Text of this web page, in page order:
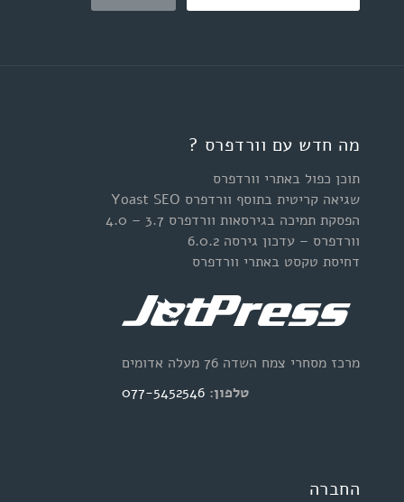
מה חדש עם וורדפרס ?
תוכן כפול באתרי וורדפרס
שגיאה קריטית בתוסף וורדפרס Yoast SEO
הפסקת תמיכה בגירסאות וורדפרס 3.7 – 4.0
וורדפרס – עדכון גירסה 6.0.2
דחיסת טקסט באתרי וורדפרס
מרכז מסחרי צמח השדה 76 מעלה אדומים
טלפון: 077-5452546
החברה